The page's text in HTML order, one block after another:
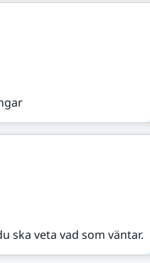
ska veta vad som väntar.